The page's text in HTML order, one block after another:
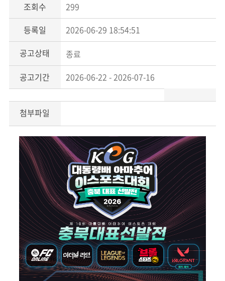
조회수
299
등록일
2026-06-29 18:54:51
공고상태
종료
공고기간
2026-06-22 - 2026-07-16
첨부파일